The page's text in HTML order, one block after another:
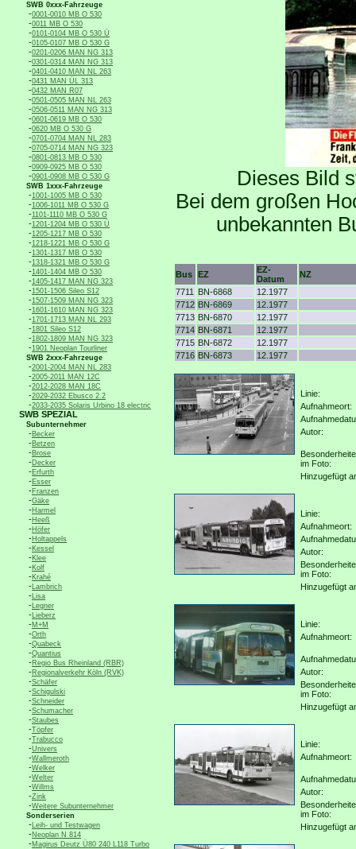
SWB 0xxx-Fahrzeuge
-0001-0010 MB O 530
-0011 MB O 530
-0101-0104 MB O 530 Ü
-0105-0107 MB O 530 G
-0201-0206 MAN NG 313
-0301-0314 MAN NG 313
-0401-0410 MAN NL 263
-0431 MAN ÜL 313
-0432 MAN R07
-0501-0505 MAN NL 263
-0506-0511 MAN NG 313
-0601-0619 MB O 530
-0620 MB O 530 G
-0701-0704 MAN NL 283
-0705-0714 MAN NG 323
-0801-0813 MB O 530
-0909-0925 MB O 530
-0901-0908 MB O 530 G
SWB 1xxx-Fahrzeuge
-1001-1005 MB O 530
-1006-1011 MB O 530 G
-1101-1110 MB O 530 G
-1201-1204 MB O 530 Ü
-1205-1217 MB O 530
-1218-1221 MB O 530 G
-1301-1317 MB O 530
-1318-1321 MB O 530 G
-1401-1404 MB O 530
-1405-1417 MAN NG 323
-1501-1506 Sileo S12
-1507-1509 MAN NG 323
-1601-1610 MAN NG 323
-1701-1713 MAN NL 293
-1801 Sileo S12
-1802-1809 MAN NG 323
-1901 Neoplan Tourliner
SWB 2xxx-Fahrzeuge
-2001-2004 MAN NL 283
-2005-2011 MAN 12C
-2012-2028 MAN 18C
-2029-2032 Ebusco 2.2
-2033-2035 Solaris Urbino 18 electric
SWB SPEZIAL
Subunternehmer
-Becker
-Betzen
-Brose
-Decker
-Erfurth
-Esser
-Franzen
-Gäke
-Harmel
-Heeß
-Höfer
-Holtappels
-Kessel
-Klee
-Kolf
-Krahé
-Lambrich
-Lisa
-Legner
-Lieberz
-M+M
-Orth
-Quabeck
-Quantius
-Regio Bus Rheinland (RBR)
-Regionalverkehr Köln (RVK)
-Schäfer
-Schigulski
-Schneider
-Schumacher
-Staubes
-Töpfer
-Trabucco
-Univers
-Wallmeroth
-Welker
-Welter
-Willms
-Zink
-Weitere Subunternehmer
Sonderserien
-Leih- und Testwagen
-Neoplan N 814
-Magirus Deutz Ü80 240 L118 Turbo
Dieses Bild
Bei dem großen
unbekannten
Bus EZ
EZ-
Datum
NZ
7711
BN-6868
12.1977
7712 BN-6869
12.1977
7713 BN-6870
12.1977
7714 BN-6871
12.1977
7715 BN-6872
12.1977
7716 BN-6873 12.1977
Linie:
Aufnahmeort:
Autor:
im Foto:
Hinzugefügt
Linie:
Aufnahmeort:
Autor:
im Foto:
Hinzugefügt
Linie:
Aufnahmeort:
Autor:
im Foto:
Hinzugefügt
Linie:
Aufnahmeort:
Autor:
im Foto:
Hinzugefügt